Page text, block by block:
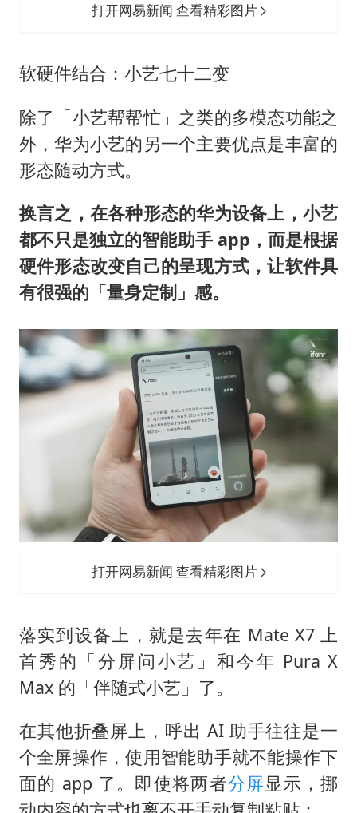
打开网易新闻 查看精彩图片
软硬件结合：小艺七十二变
除了「小艺帮帮忙」之类的多模态功能之
外，华为小艺的另一个主要优点是丰富的
形态随动方式。
换言之，在各种形态的华为设备上，小艺
都不只是独立的智能助手 app，而是根据
硬件形态改变自己的呈现方式，让软件具
有很强的「量身定制」感。
打开网易新闻 查看精彩图片
落实到设备上，就是去年在 Mate X7 上
首秀的「分屏问小艺」和今年 Pura X
Max 的「伴随式小艺」了。
在其他折叠屏上，呼出 AI 助手往往是一
个全屏操作，使用智能助手就不能操作下
面的 app 了。即使将两者分屏显示，挪